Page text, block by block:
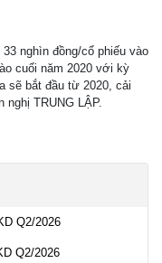
nghìn đồng/cổ phiếu vào
cuối năm 2020 với kỳ
sẽ bắt đầu từ 2020, cải
nghị TRUNG LẬP.
Q2/2026
Q2/2026